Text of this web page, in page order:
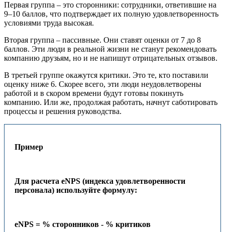
Первая группа – это сторонники: сотрудники, ответившие на
9–10 баллов, что подтверждает их полную удовлетворенность
условиями труда высокая.
Вторая группа – пассивные. Они ставят оценки от 7 до 8
баллов. Эти люди в реальной жизни не станут рекомендовать
компанию друзьям, но и не напишут отрицательных отзывов.
В третьей группе окажутся критики. Это те, кто поставили
оценку ниже 6. Скорее всего, эти люди неудовлетворены
работой и в скором времени будут готовы покинуть
компанию. Или же, продолжая работать, начнут саботировать
процессы и решения руководства.
Пример
Для расчета eNPS (индекса удовлетворенности
персонала) используйте формулу:
eNPS = % сторонников - % критиков